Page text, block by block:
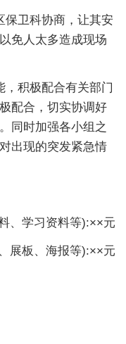
卫科协商，让其安
免人太多造成现场
积极配合有关部门
配合，切实协调好
同时加强各小组之
出现的突发紧急情
学习资料等):××元
板、海报等):××元